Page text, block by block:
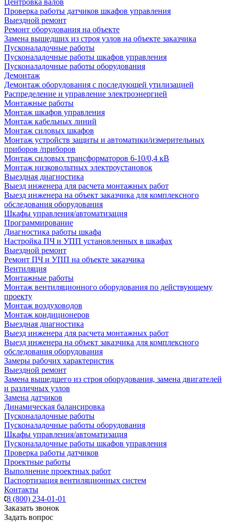
Центровка валов
Проверка работы датчиков шкафов управления
Выездной ремонт
Ремонт оборудования на объекте
Замена вышедших из строя узлов на объекте заказчика
Пусконаладочные работы
Пусконаладочные работы шкафов управления
Пусконаладочные работы оборудования
Демонтаж
Демонтаж оборудования с последующей утилизацией
Распределение и управление электроэнергией
Монтажные работы
Монтаж шкафов управления
Монтаж кабельных линий
Монтаж силовых шкафов
Монтаж устройств защиты и автоматики/измерительных
приборов /приборов
Монтаж силовых трансформаторов 6-10/0,4 кВ
Монтаж низковольтных электроустановок
Выездная диагностика
Выезд инженера для расчета монтажных работ
Выезд инженера на объект заказчика для комплексного
обследования оборудования
Шкафы управления/автоматизация
Программирование
Диагностика работы шкафа
Настройка ПЧ и УПП установленных в шкафах
Выездной ремонт
Ремонт ПЧ и УПП на объекте заказчика
Вентиляция
Монтажные работы
Монтаж вентиляционного оборудования по действующему
проекту
Монтаж воздуховодов
Монтаж кондиционеров
Выездная диагностика
Выезд инженера для расчета монтажных работ
Выезд инженера на объект заказчика для комплексного
обследования оборудования
Замеры рабочих характеристик
Выездной ремонт
Замена вышедшего из строя оборудования, замена двигателей
и различных узлов
Замена датчиков
Динамическая балансировка
Пусконаладочные работы
Пусконаладочные работы оборудования
Шкафы управления/автоматизация
Пусконаладочные работы шкафов управления
Проверка работы датчиков
Проектные работы
Выполнение проектных работ
Паспортизация вентиляционных систем
Контакты
8 (800) 234-01-01
Заказать звонок
Задать вопрос